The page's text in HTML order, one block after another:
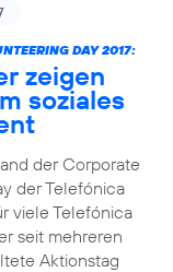
DAY 2017:
zeigen
soziales
der Corporate
der Telefónica
viele Telefónica
seit mehreren
Aktionstag